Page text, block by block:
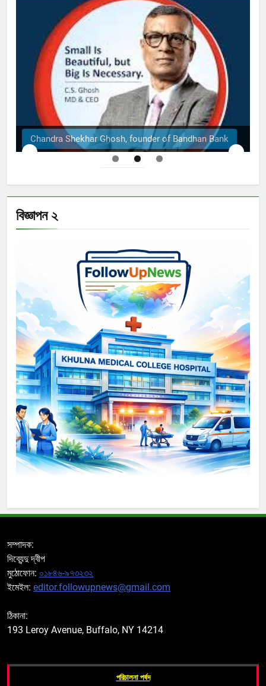
The Structural Engineers Ltd | Dhaka
বিজ্ঞাপন ২
সম্পাদক:
দিব্যেন্দু দ্বীপ
মুঠোফোন: ০১৮৪৬-৯৭৩২৩২
ইমেইল: editor.followupnews@gmail.com
ঠিকানা:
193 Leroy Avenue, Buffalo, NY 14214
পরিচালনা পর্ষদ